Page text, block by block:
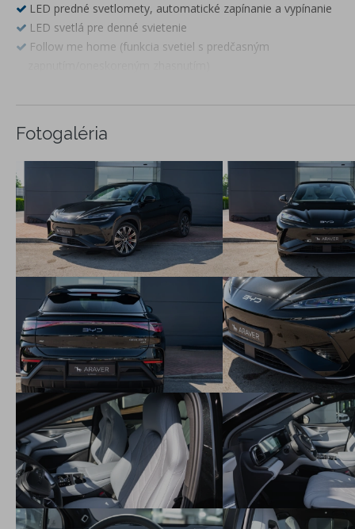
LED predné svetlomety, automatické zapínanie a vypínanie
LED svetlá pre denné svietenie
Follow me home (funkcia svetiel s predčasným
Asistent diaľkových svetlometov (HMA)
Naklápanie svetlometov do zákrut
Osvetlenie priestoru pod vonkajšími zrkadlami
Smerové svetlá na spätných zrkadlách
Zadné LED svetlomety
Dynamické smerové svetlá
LED indikátor nabíjania
Zadné hmlové svetlomety
Panoramatická strecha s elektricky ovládanou slnečnou
clonou
Elektricky ovládané veko kufra
20” dvojfarebné disky z ľahkej zliatiny
Pneumatiky 245/45 R20
Spätné zrkadlá elektricky nastaviteľné, sklopné a vyhrievané,
funkcia naklápania a pamäťová funkcia
Čelné sklo s UV ochranou, tepelnou a zvukovou izoláciou
Čelné sklo s dažďovým senzorom a funkciou odhmlievania
Zatmavené zadné okná s UV ochranou, tepelnou izoláciou a
zvukovou izoláciou
Zatmavené zadné sklo
Zadné vyhrievané sklo s funkciou odmrazenia a
odhmlievania
Multifunkčný, kožený a vyhrievaný volant
Fotogaléria